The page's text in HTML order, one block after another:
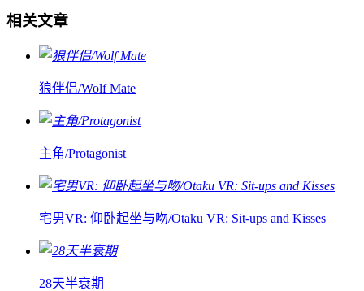
相关文章
狼伴侣/Wolf Mate
主角/Protagonist
宅男VR: 仰卧起坐与吻/Otaku VR: Sit-ups and Kisses
28天半衰期